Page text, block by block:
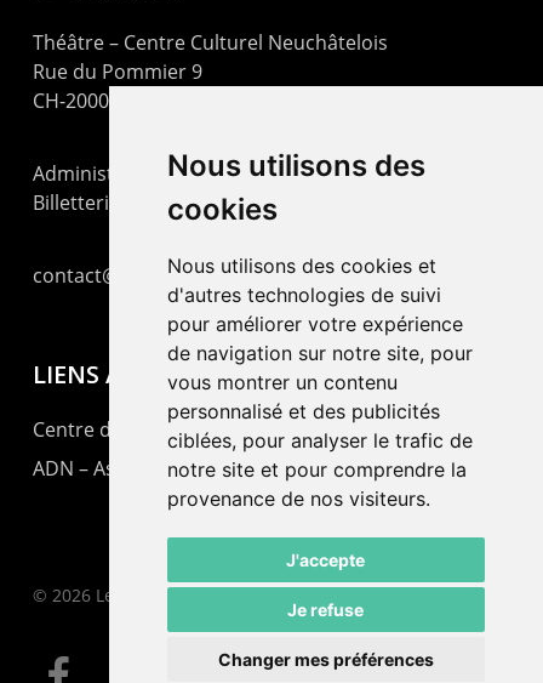
Nous utilisons des
cookies
Nous utilisons des cookies et
d'autres technologies de suivi
pour améliorer votre expérience
de navigation sur notre site, pour
vous montrer un contenu
personnalisé et des publicités
ciblées, pour analyser le trafic de
notre site et pour comprendre la
provenance de nos visiteurs.
J'accepte
Je refuse
Changer mes préférences
Théâtre – Centre Culturel Neuchâtelois
Rue du Pommier 9
CH-2000 Neuchâtel
Administration : +41 32 725 03 03
Billetterie : +41 32 725 05 05
contact@lepommier.ch
LIENS AMIS
Centre de culture ABC
ADN – Association Danse Neuchâtel
© 2026 Le Pommier.
facebook email